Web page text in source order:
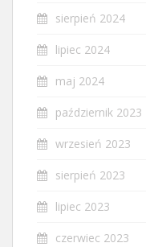
sierpień 2024
lipiec 2024
maj 2024
październik 2023
wrzesień 2023
sierpień 2023
lipiec 2023
czerwiec 2023